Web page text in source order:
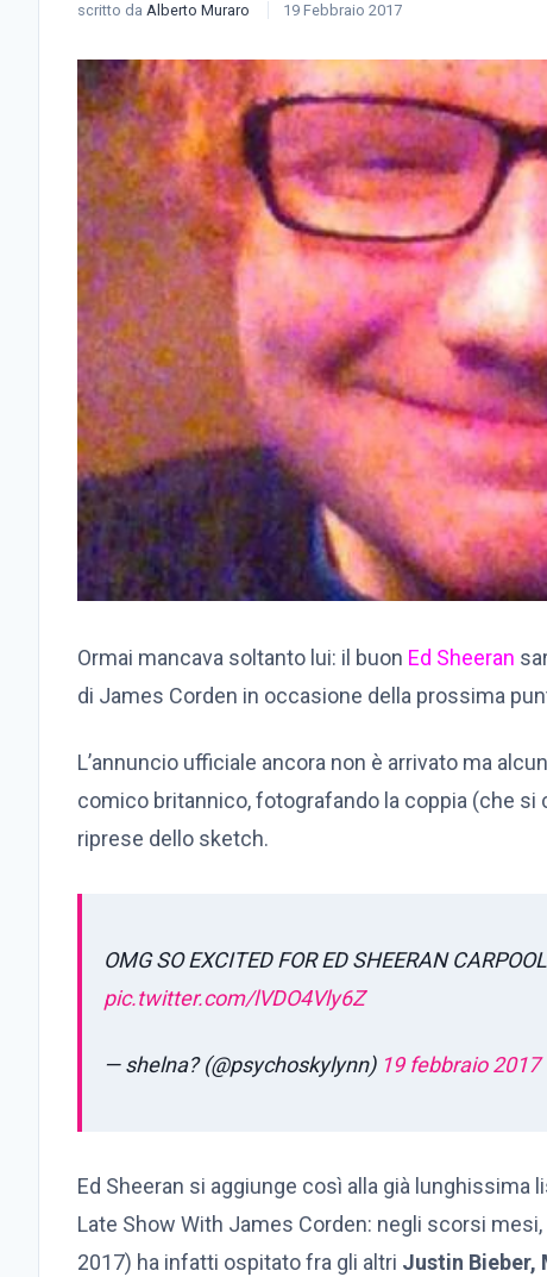
scritto da Alberto Muraro 19 Febbraio 2017
Ormai mancava soltanto lui: il buon Ed Sheeran
di James Corden in occasione della prossima
L’annuncio ufficiale ancora non è arrivato ma
comico britannico, fotografando la coppia (che
riprese dello sketch.
OMG SO EXCITED FOR ED SHEERAN
pic.twitter.com/lVDO4Vly6Z
— shelna? (@psychoskylynn) 19 febbraio 2017
Ed Sheeran si aggiunge così alla già lunghissima
Late Show With James Corden: negli scorsi
2017) ha infatti ospitato fra gli altri Justin Bieber,